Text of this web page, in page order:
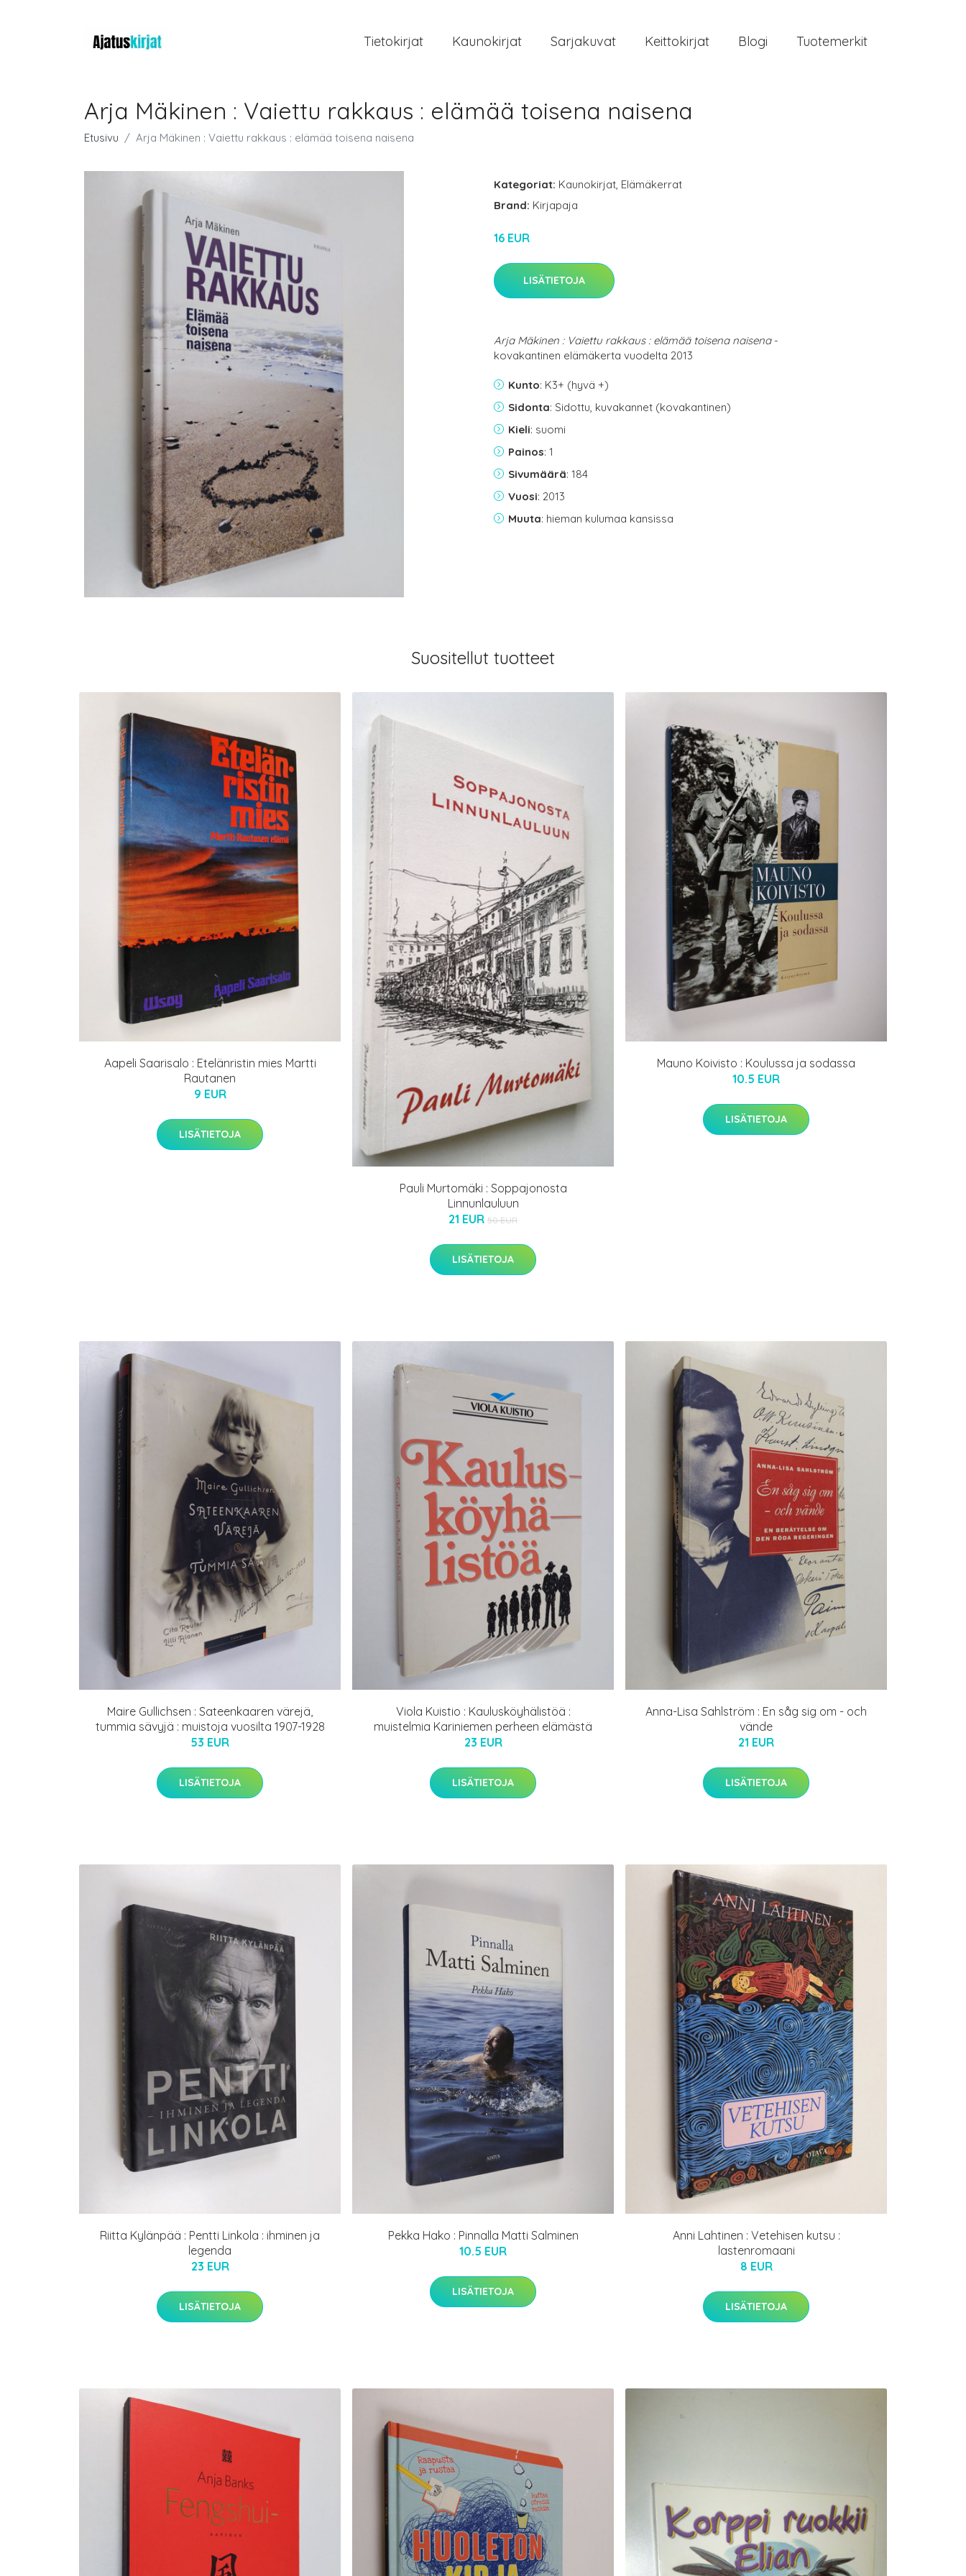
Tietokirjat Kaunokirjat Sarjakuvat Keittokirjat Blogi Tuotemerkit
Arja Mäkinen : Vaiettu rakkaus : elämää toisena naisena
Etusivu Arja Mäkinen : Vaiettu rakkaus : elämää toisena naisena
Kategoriat: Kaunokirjat, Elämäkerrat
Brand: Kirjapaja
16 EUR
LISÄTIETOJA
Arja Mäkinen : Vaiettu rakkaus : elämää toisena naisena-
kovakantinen elämäkerta vuodelta 2013
Kunto: K3+ (hyvä +)
Sidonta: Sidottu, kuvakannet (kovakantinen)
Kieli: suomi
Painos: 1
Sivumäärä: 184
Vuosi: 2013
Muuta: hieman kulumaa kansissa
Suositellut tuotteet
Aapeli Saarisalo : Etelänristin mies Martti
Rautanen
9 EUR
LISÄTIETOJA
Pauli Murtomäki : Soppajonosta
Linnunlauluun
21 EUR 50 EUR
LISÄTIETOJA
Mauno Koivisto : Koulussa ja sodassa
10.5 EUR
LISÄTIETOJA
Maire Gullichsen : Sateenkaaren värejä,
tummia sävyjä : muistoja vuosilta 1907-1928
53 EUR
LISÄTIETOJA
Viola Kuistio : Kaulusköyhälistöä :
muistelmia Kariniemen perheen elämästä
23 EUR
LISÄTIETOJA
Anna-Lisa Sahlström : En såg sig om - och
vände
21 EUR
LISÄTIETOJA
Riitta Kylänpää : Pentti Linkola : ihminen ja
legenda
23 EUR
LISÄTIETOJA
Pekka Hako : Pinnalla Matti Salminen
10.5 EUR
LISÄTIETOJA
Anni Lahtinen : Vetehisen kutsu :
lastenromaani
8 EUR
LISÄTIETOJA